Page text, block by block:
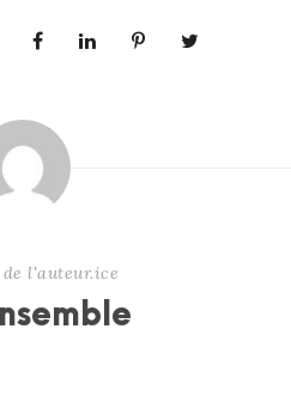
l'auteur.ice